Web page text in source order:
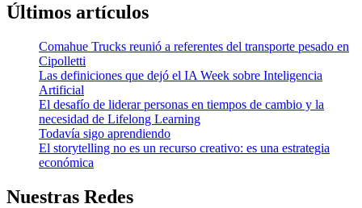
Últimos artículos
Comahue Trucks reunió a referentes del transporte pesado en
Cipolletti
Las definiciones que dejó el IA Week sobre Inteligencia
Artificial
El desafío de liderar personas en tiempos de cambio y la
necesidad de Lifelong Learning
Todavía sigo aprendiendo
El storytelling no es un recurso creativo: es una estrategia
económica
Nuestras Redes